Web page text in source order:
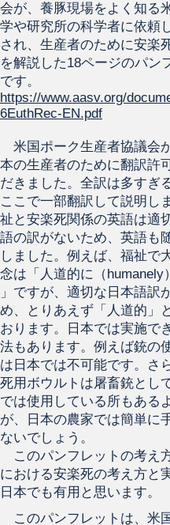
会が、養豚現場をよく知る
学や研究所の科学者に依頼
され、生産者のために安楽
を解説した18ページのパン
です。
https://www.aasv.org/
6EuthRec-EN.pdf
米国ポーク生産者協議会
本の生産者のために翻訳許
だきました。全訳は多すぎ
ここで一部翻訳して説明し
祉と安楽死関係の英語は適
語の訳がないため、英語も
しました。例えば、福祉で
念は「人道的に（humanely
」ですが、適切な日本語訳
め、とりあえず「人道的」
おります。日本では実施で
法もあります。例えば銃の
は日本では不可能です。さ
死用ボウルトは屠畜銃とし
では使用している所もある
が、日本の農家では簡単に
ないでしょう。
このパンフレットの考え
における安楽死の考え方と
日本でも有用と思います。
このパンフレットは、米